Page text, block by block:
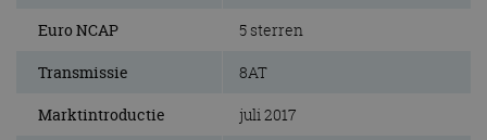
Euro NCAP 5 sterren
Transmissie 8AT
Marktintroductie juli 2017